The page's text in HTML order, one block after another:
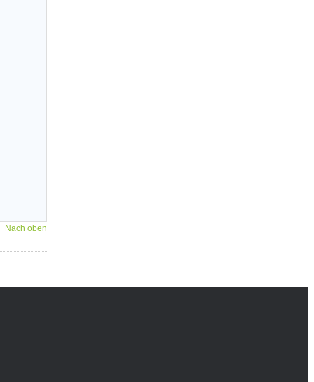
Nach oben